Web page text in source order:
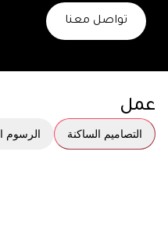
تواصل معنا
عمل
التصاميم الساكنة الرسوم